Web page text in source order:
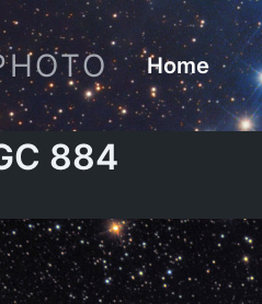
Home
884